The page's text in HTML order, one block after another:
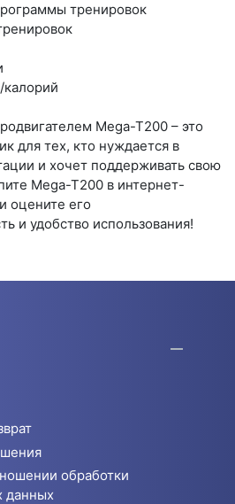
тренировок
Mega-T200 – это
для тех, кто нуждается в
и хочет поддерживать свою
Mega-T200 в интернет-
оцените его
и удобство использования!
обработки
данных